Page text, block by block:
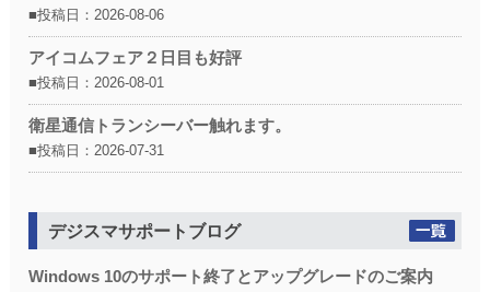
■投稿日：2026-08-06
アイコムフェア２日目も好評
■投稿日：2026-08-01
衛星通信トランシーバー触れます。
■投稿日：2026-07-31
デジスマサポートブログ
Windows 10のサポート終了とアップグレードのご案内